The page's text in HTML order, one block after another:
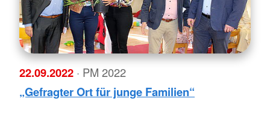
22.09.2022 · PM 2022
„Gefragter Ort für junge Familien“